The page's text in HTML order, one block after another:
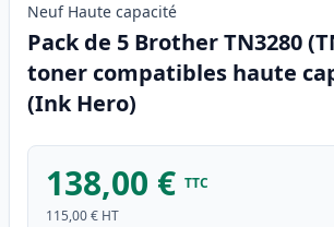
Neuf Haute capacité
Pack de 5 Brother TN3280
toner compatibles haute
(Ink Hero)
138,00 € TTC
115,00 € HT